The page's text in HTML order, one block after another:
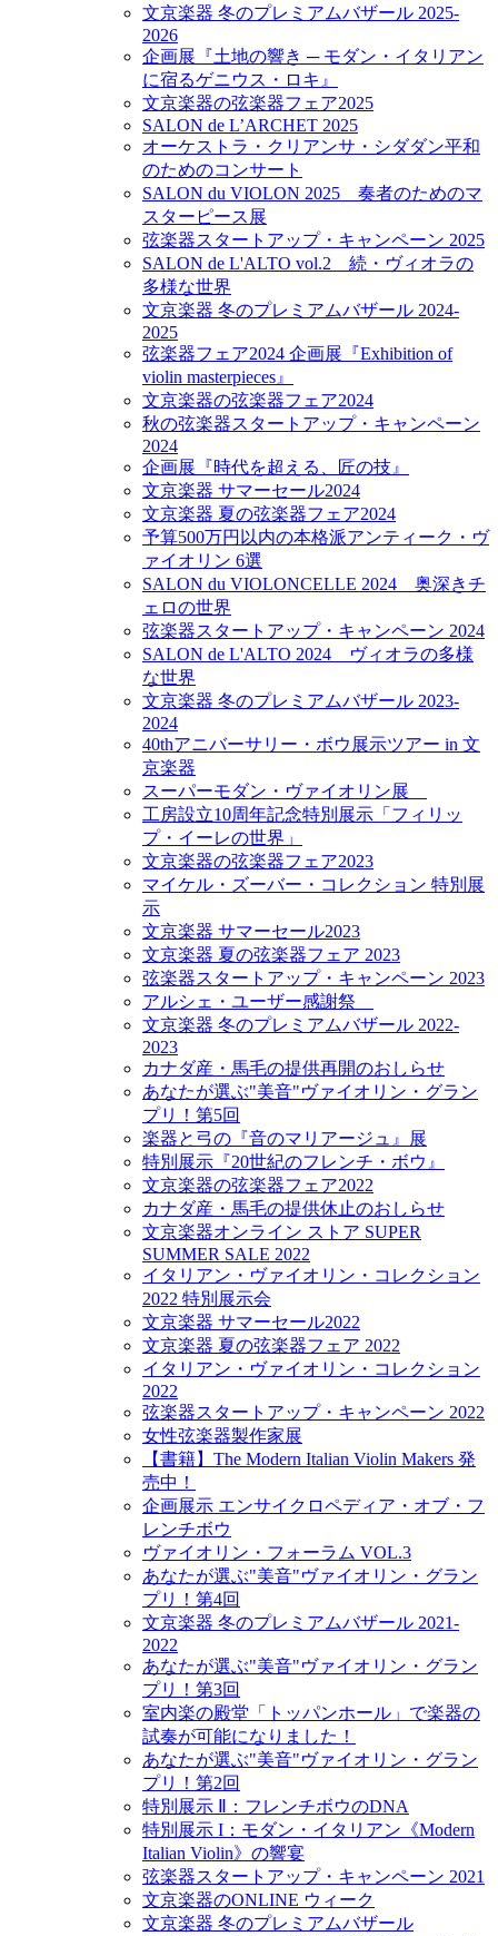
文京楽器 冬のプレミアムバザール 2025-
2026
企画展『土地の響き ─ モダン・イタリアン
に宿るゲニウス・ロキ』
文京楽器の弦楽器フェア2025
SALON de L’ARCHET 2025
オーケストラ・クリアンサ・シダダン平和
のためのコンサート
SALON du VIOLON 2025 奏者のためのマ
スターピース展
弦楽器スタートアップ・キャンペーン 2025
SALON de L'ALTO vol.2 続・ヴィオラの
多様な世界
文京楽器 冬のプレミアムバザール 2024-
2025
弦楽器フェア2024 企画展『Exhibition of
violin masterpieces』
文京楽器の弦楽器フェア2024
秋の弦楽器スタートアップ・キャンペーン
2024
企画展『時代を超える、匠の技』
文京楽器 サマーセール2024
文京楽器 夏の弦楽器フェア2024
予算500万円以内の本格派アンティーク・ヴ
ァイオリン 6選
SALON du VIOLONCELLE 2024 奥深きチ
ェロの世界
弦楽器スタートアップ・キャンペーン 2024
SALON de L'ALTO 2024 ヴィオラの多様
な世界
文京楽器 冬のプレミアムバザール 2023-
2024
40thアニバーサリー・ボウ展示ツアー in 文
京楽器
スーパーモダン・ヴァイオリン展
工房設立10周年記念特別展示「フィリッ
プ・イーレの世界」
文京楽器の弦楽器フェア2023
マイケル・ズーバー・コレクション 特別展
示
文京楽器 サマーセール2023
文京楽器 夏の弦楽器フェア 2023
弦楽器スタートアップ・キャンペーン 2023
アルシェ・ユーザー感謝祭
文京楽器 冬のプレミアムバザール 2022-
2023
カナダ産・馬毛の提供再開のおしらせ
あなたが選ぶ"美音"ヴァイオリン・グラン
プリ！第5回
楽器と弓の『音のマリアージュ』展
特別展示『20世紀のフレンチ・ボウ』
文京楽器の弦楽器フェア2022
カナダ産・馬毛の提供休止のおしらせ
文京楽器オンライン ストア SUPER
SUMMER SALE 2022
イタリアン・ヴァイオリン・コレクション
2022 特別展示会
文京楽器 サマーセール2022
文京楽器 夏の弦楽器フェア 2022
イタリアン・ヴァイオリン・コレクション
2022
弦楽器スタートアップ・キャンペーン 2022
女性弦楽器製作家展
【書籍】The Modern Italian Violin Makers 発
売中！
企画展示 エンサイクロペディア・オブ・フ
レンチボウ
ヴァイオリン・フォーラム VOL.3
あなたが選ぶ"美音"ヴァイオリン・グラン
プリ！第4回
文京楽器 冬のプレミアムバザール 2021-
2022
あなたが選ぶ"美音"ヴァイオリン・グラン
プリ！第3回
室内楽の殿堂「トッパンホール」で楽器の
試奏が可能になりました！
あなたが選ぶ"美音"ヴァイオリン・グラン
プリ！第2回
特別展示 Ⅱ：フレンチボウのDNA
特別展示 I：モダン・イタリアン《Modern
Italian Violin》の響宴
弦楽器スタートアップ・キャンペーン 2021
文京楽器のONLINE ウィーク
文京楽器 冬のプレミアムバザール